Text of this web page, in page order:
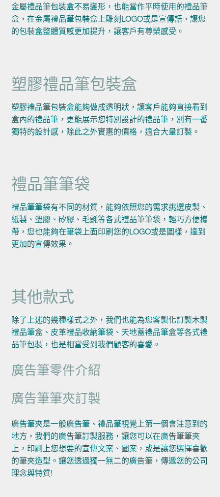
金屬禮品筆包裝盒不易變形，也能當作平時使用的禮品筆
盒，在金屬禮品筆包裝盒上雕刻LOGO或是宣傳語，讓您
的包裝盒整體質感更加提升，讓客戶有尊榮感受。
塑膠禮品筆包裝盒
塑膠禮品筆包裝盒能夠做成透明狀，讓客戶能夠直接看到
盒內的禮品筆，更能展示您特別設計的禮品筆，別有一番
獨特的設計感，除此之外實惠的價格，適合大量訂製。
禮品筆筆袋
禮品筆筆袋有不同的材質，能夠依照您的需求挑選皮製、
紙製、塑膠、矽膠、毛氈等各式禮品筆筆袋，輕巧方便攜
帶，您也能夠在筆袋上面印刷您的LOGO或是圖樣，達到
更加的宣傳效果。
其他款式
除了上述的幾種樣式之外，我們也能為您客製化訂製木製
禮品筆盒、皮革禮品收納筆袋、天地蓋禮品筆盒等各式禮
品筆包裝，也是相當受到我們顧客的喜愛。
廣告筆零件介紹
廣告筆筆夾訂製
廣告筆夾是一般廣告筆、禮品筆視覺上第一個會注意到的
地方，我們的廣告筆訂製服務，讓您可以在廣告筆筆夾
上，印刷上您想要的宣傳文案、圖案，或是讓您選擇喜歡
的筆夾造型。讓您透過獨一無二的廣告筆，傳遞您的公司
理念與特質!